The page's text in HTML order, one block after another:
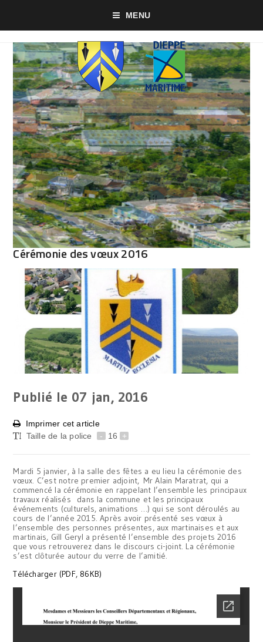
MENU
Cérémonie des vœux 2016
Publié le 07 jan, 2016
Imprimer cet article
Taille de la police
- 16 +
Mardi 5 janvier, à la salle des fêtes a eu lieu la cérémonie des
vœux. C’est notre premier adjoint, Mr Alain Maratrat, qui a
commencé la cérémonie en rappelant l’ensemble les principaux
travaux réalisés dans la commune et les principaux
événements (culturels, animations …) qui se sont déroulés au
cours de l’année 2015. Après avoir présenté ses vœux à
l’ensemble des personnes présentes, aux martinaises et aux
martinais, Gill Geryl a présenté l’ensemble des projets 2016
que vous retrouverez dans le discours ci-joint. La cérémonie
s’est clôturée autour du verre de l’amitié.
Télécharger (PDF, 86KB)